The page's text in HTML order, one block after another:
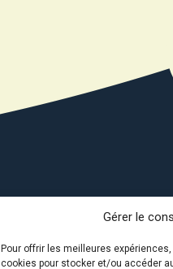
Gérer le
Pour offrir les meilleures
cookies pour stocker et/ou accéder
Avec le soutien de :